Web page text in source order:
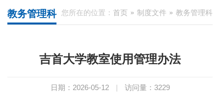
您所在的位置： 首页 制度文件 教务管理科
教务管理科
吉首大学教室使用管理办法
日期：2026-05-12 | 访问量： 3229